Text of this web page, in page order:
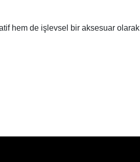
hem de işlevsel bir aksesuar olarak